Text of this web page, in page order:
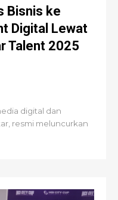
Bisnis ke
Digital Lewat
Talent 2025
digital dan
resmi meluncurkan